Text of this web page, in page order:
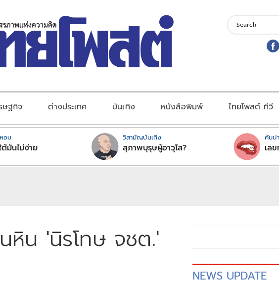
ษฐกิจ ต่างประเทศ บันเทิง หนังสือพิมพ์ ไทยโพสต์ ทีวี
อม
มันไม่ง่าย
วิสามัญบันเทิง
สุภาพบุรุษผู้อาวุโส?
คันป
เล
หิน 'นิรโทษ จชต.'
NEWS UPDATE